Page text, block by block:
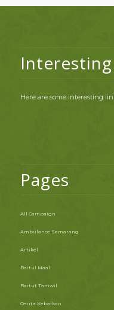
Here are some interesting
Pages
All Campaign
Ambulance Semarang
Artikel
Baitul Maal
Baitut Tamwil
Cerita Kebaikan